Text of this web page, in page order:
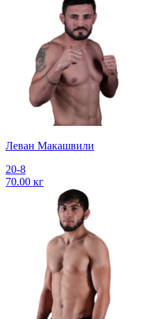
Леван Макашвили
20-8
70.00 кг